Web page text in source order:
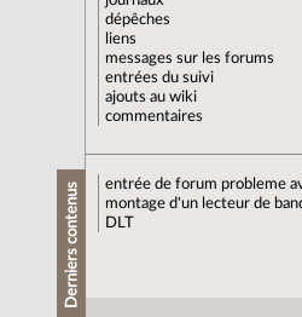
dépêches
liens
messages sur les forums
entrées du suivi
ajouts au wiki
commentaires
Derniers contenus entrée de forum probleme
montage d'un lecteur de
DLT